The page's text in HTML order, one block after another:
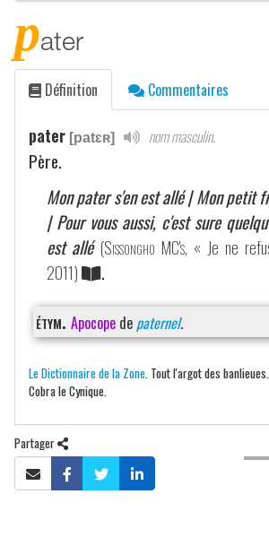
pater
Définition Commentaires
pater [patɛʀ] nom masculin.
Père.
Mon pater s'en est allé | Mon petit
| Pour vous aussi, c'est sure
est allé (Sissongho MC's, « Je ne
2011)
.
étym. Apocope de paternel.
Le Dictionnaire de la Zone . Tout l'argot des
Cobra le Cynique.
Partager